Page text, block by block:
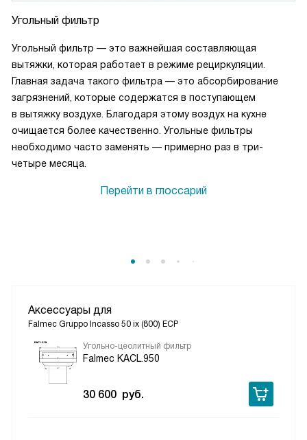
Угольный фильтр
Угольный фильтр — это важнейшая составляющая
вытяжки, которая работает в режиме рециркуляции.
Главная задача такого фильтра — это абсорбирование
загрязнений, которые содержатся в поступающем
в вытяжку воздухе. Благодаря этому воздух на кухне
очищается более качественно. Угольные фильтры
необходимо часто заменять — примерно раз в три-
четыре месяца.
Перейти в глоссарий
Аксессуары для
Falmec Gruppo Incasso 50 ix (800) ECP
Угольно-цеолитный фильтр
Falmec KACL.950
30 600 руб.